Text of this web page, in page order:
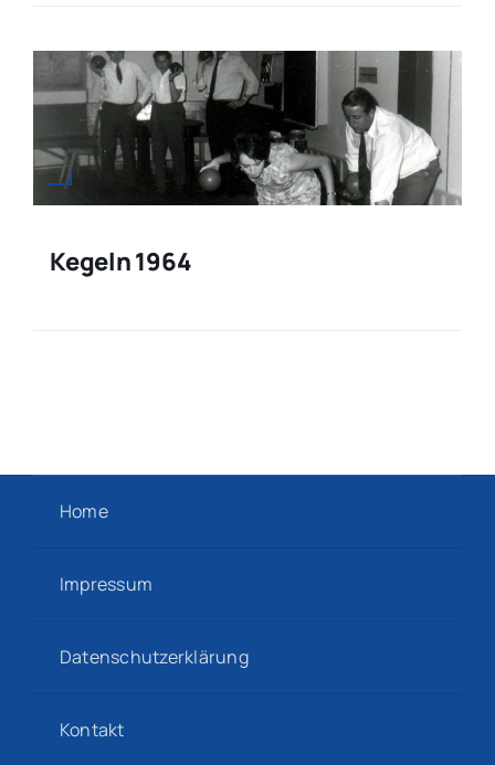
Kegeln 1964
Home
Impressum
Datenschutzerklärung
Kontakt